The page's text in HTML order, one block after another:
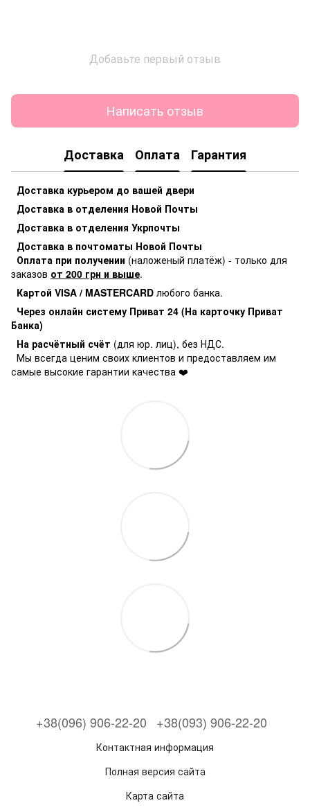
Добавьте первый отзыв
Написать отзыв
Доставка Оплата Гарантия
Доставка курьером до вашей двери
Доставка в отделения Новой Почты
Доставка в отделения Укрпочты
Доставка в почтоматы Новой Почты
Оплата при получении (наложеный платёж) - только для
заказов от 200 грн и выше.
Картой VISA / MASTERCARD любого банка.
Через онлайн систему Приват 24 (На карточку Приват
Банка)
На расчётный счёт (для юр. лиц), без НДС.
Мы всегда ценим своих клиентов и предоставляем им
самые высокие гарантии качества ❤️
+38(096) 906-22-20 +38(093) 906-22-20
Контактная информация
Полная версия сайта
Карта сайта